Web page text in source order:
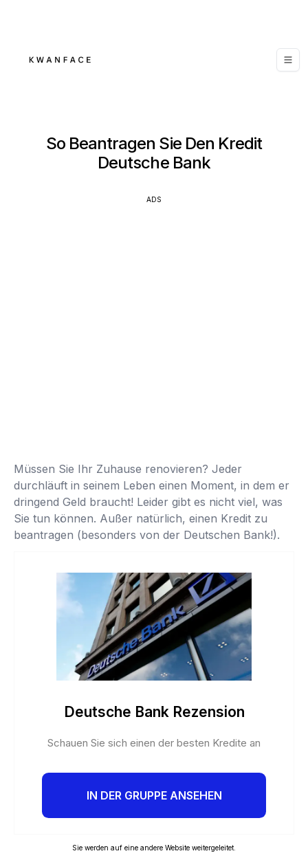
So Beantragen Sie Den Kredit
Deutsche Bank
ADS
Müssen Sie Ihr Zuhause renovieren? Jeder
durchläuft in seinem Leben einen Moment, in dem er
dringend Geld braucht! Leider gibt es nicht viel, was
Sie tun können. Außer natürlich, einen Kredit zu
beantragen (besonders von der Deutschen Bank!).
Deutsche Bank Rezension
Schauen Sie sich einen der besten Kredite an
IN DER GRUPPE ANSEHEN
Sie werden auf eine andere Website weitergeleitet.